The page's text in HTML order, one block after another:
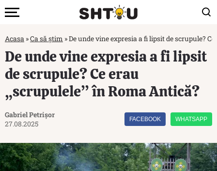
Acasa »Ca să știm »De unde vine expresia a fi lipsit de scrupule?
De unde vine expresia a fi lipsit
de scrupule? Ce erau
„scrupulele” în Roma Antică?
Gabriel Petrișor
27.08.2025
FACEBOOK WHATSAPP